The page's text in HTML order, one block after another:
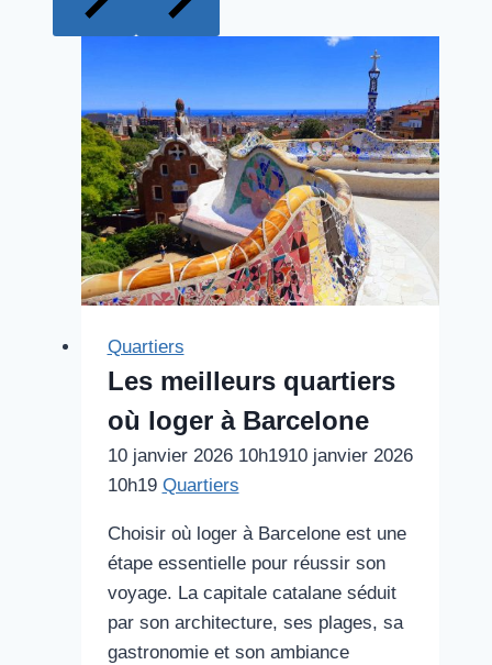
Quartiers
Les meilleurs quartiers
où loger à Barcelone
10 janvier 2026 10h1910 janvier 2026
10h19 Quartiers
Choisir où loger à Barcelone est une
étape essentielle pour réussir son
voyage. La capitale catalane séduit
par son architecture, ses plages, sa
gastronomie et son ambiance